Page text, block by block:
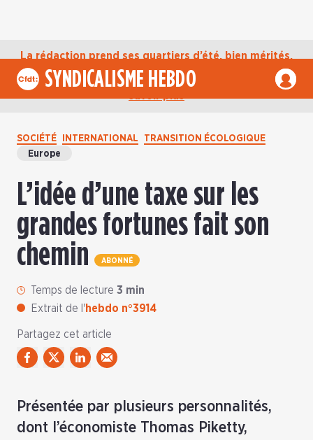
La rédaction prend ses quartiers d’été, bien mérités,
jusqu’au mardi 1er septembre. D’ici là, retrouvez
l’actualité de la CFDT sur notre compte Bluesky. En
SYNDICALISME HEBDO
SOCIÉTÉ INTERNATIONAL
TRANSITION ÉCOLOGIQUE
Europe
L’idée d’une taxe sur les
grandes fortunes fait son
chemin
ABONNÉ
Temps de lecture 3 min
Extrait de l'hebdo n°3914
Partagez cet article
Présentée par plusieurs personnalités,
dont l’économiste Thomas Piketty,